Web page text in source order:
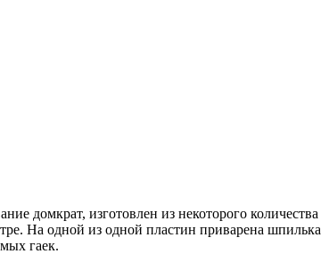
домкрат, изготовлен из некоторого
На одной из одной пластин приварена
гаек.